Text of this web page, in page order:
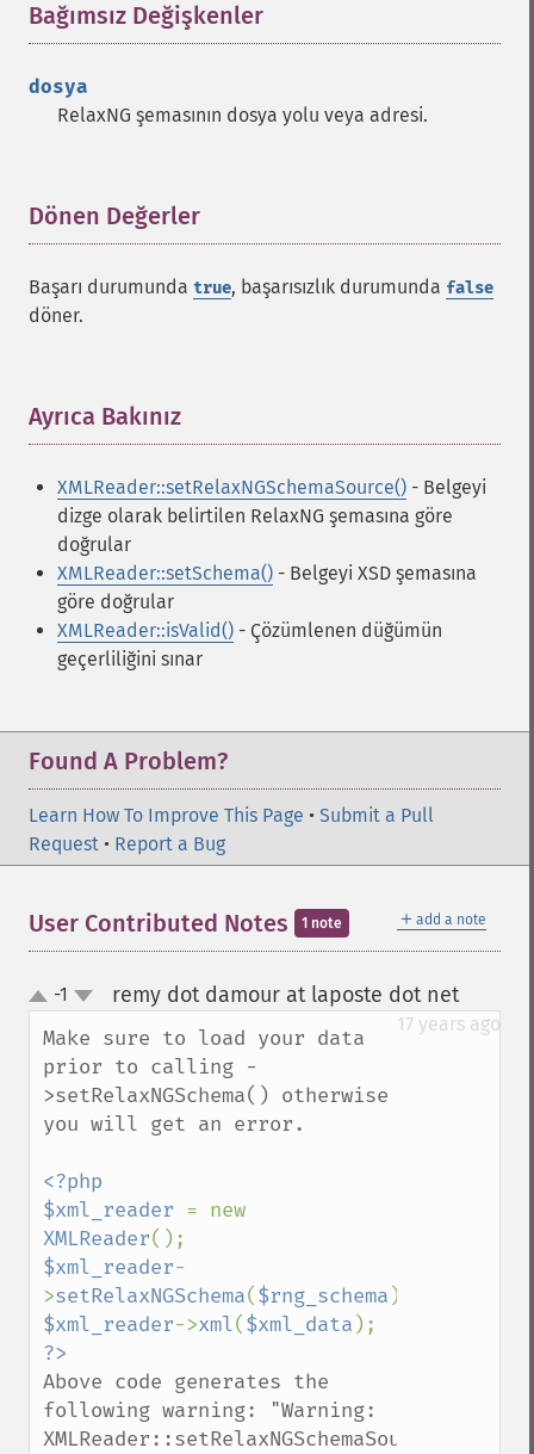
Bağımsız Değişkenler
dosya
RelaxNG şemasının dosya yolu veya adresi.
Dönen Değerler
Başarı durumunda true, başarısızlık durumunda false
döner.
Ayrıca Bakınız
XMLReader::setRelaxNGSchemaSource() - Belgeyi
dizge olarak belirtilen RelaxNG şemasına göre
doğrular
XMLReader::setSchema() - Belgeyi XSD şemasına
göre doğrular
XMLReader::isValid() - Çözümlenen düğümün
geçerliliğini sınar
Found A Problem?
Learn How To Improve This Page • Submit a Pull
Request • Report a Bug
＋ add a note
User Contributed Notes 1 note
up
down
-1 remy dot damour at laposte dot net¶
17 years ago
Make sure to load your data
prior to calling -
>setRelaxNGSchema() otherwise
you will get an error.
<?php
$xml_reader
XMLReader
$xml_reader-
>setRelaxNGSchema($rng_schema
$xml_reader->xml($xml_data
Above code generates the
following warning: "Warning:
XMLReader::setRelaxNGSchemaSource()